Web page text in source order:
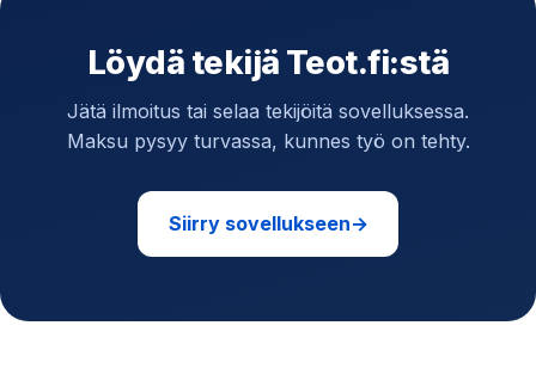
Löydä tekijä Teot.fi:stä
Jätä ilmoitus tai selaa tekijöitä sovelluksessa.
Maksu pysyy turvassa, kunnes työ on tehty.
Siirry sovellukseen→